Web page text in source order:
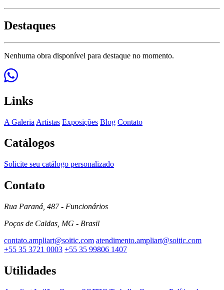
Destaques
Nenhuma obra disponível para destaque no momento.
Links
A Galeria Artistas Exposições Blog Contato
Catálogos
Solicite seu catálogo personalizado
Contato
Rua Paraná, 487 - Funcionários
Poços de Caldas, MG - Brasil
contato.ampliart@soitic.com atendimento.ampliart@soitic.com
+55 35 3721 0003 +55 35 99806 1407
Utilidades